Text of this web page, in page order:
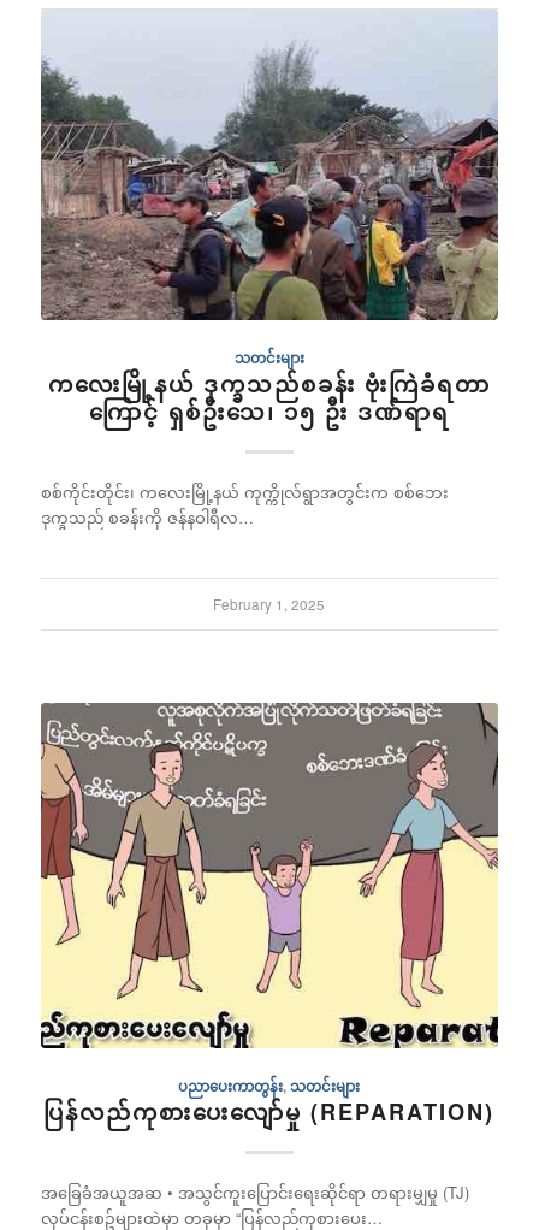
သတင်းများ
ကလေးမြို့နယ် ဒုက္ခသည်စခန်း ဗုံးကြဲခံရတာ
ကြောင့် ရှစ်ဦးသေ၊ ၁၅ ဦး ဒဏ်ရာရ
စစ်ကိုင်းတိုင်း၊ ကလေးမြို့နယ် ကုက္ကိုလ်ရွာအတွင်းက စစ်ဘေး
ဒုက္ခသည် စခန်းကို ဇန်နဝါရီလ…
February 1, 2025
ပညာပေးကာတွန်း,သတင်းများ
ပြန်လည်ကုစားပေးလျော်မှု (REPARATION)
အခြေခံအယူအဆ • အသွင်ကူးပြောင်းရေးဆိုင်ရာ တရားမျှမှု (TJ)
လုပ်ငန်းစဥ်များထဲမှာ တခုမှာ “ပြန်လည်ကုစားပေး…